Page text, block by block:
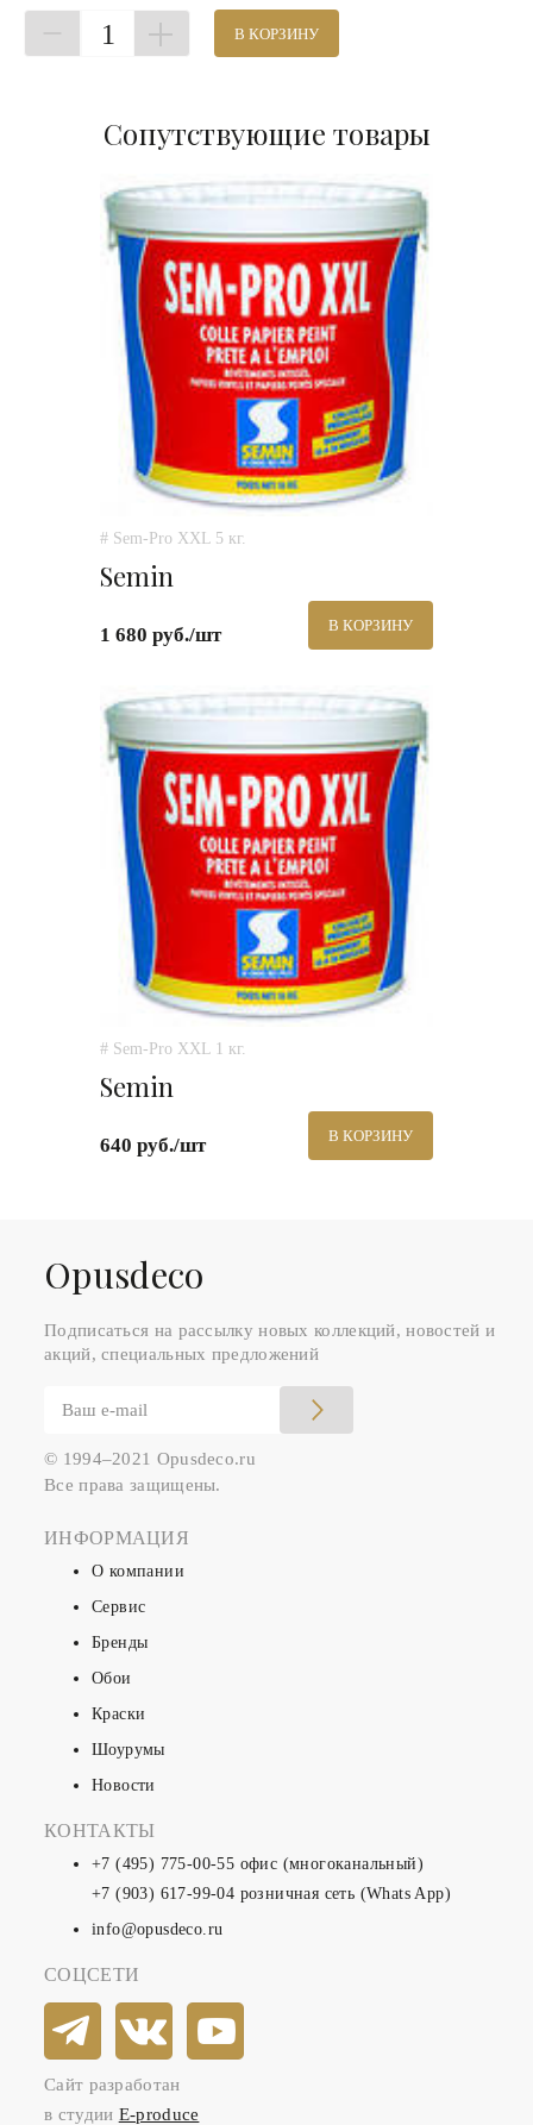
1 В КОРЗИНУ
Сопутствующие товары
# Sem-Pro XXL 5 кг.
Semin
1 680 руб./шт В КОРЗИНУ
# Sem-Pro XXL 1 кг.
Semin
640 руб./шт В КОРЗИНУ
Оpusdeco
Подписаться на рассылку новых коллекций, новостей и
акций, специальных предложений
© 1994–2021 Opusdeco.ru
Все права защищены.
ИНФОРМАЦИЯ
О компании
Сервис
Бренды
Обои
Краски
Шоурумы
Новости
КОНТАКТЫ
+7 (495) 775-00-55 офис (многоканальный)
+7 (903) 617-99-04 розничная сеть (Whats App)
info@opusdeco.ru
СОЦСЕТИ
Сайт разработан
в студии E-produce